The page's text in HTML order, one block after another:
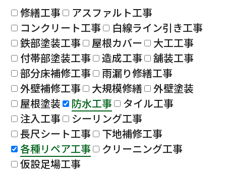
修繕工事
アスファルト工事
コンクリート工事
白線ライン引き工事
鉄部塗装工事
屋根カバー
大工工事
付帯部塗装工事
造成工事
舗装工事
部分床補修工事
雨漏り修繕工事
外壁補修工事
大規模修繕
外壁塗装
屋根塗装
防水工事
タイル工事
注入工事
シーリング工事
長尺シート工事
下地補修工事
各種リペア工事
クリーニング工事
仮設足場工事